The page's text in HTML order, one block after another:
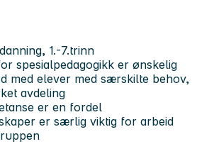
1.-7.trinn
spesialpedagogikk er ønskelig
med elever med særskilte behov,
avdeling
er en fordel
er særlig viktig for arbeid